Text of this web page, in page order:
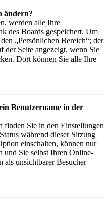
ändern?
werden alle Ihre
des Boards gespeichert. Um
„Persönlichen Bereich“; der
Seite angezeigt, wenn Sie
Dort können Sie alle Ihre
Benutzername in der
finden Sie in den Einstellungen
während dieser Sitzung
einschalten, können nur
und Sie selbst Ihren Online-
als unsichtbarer Besucher